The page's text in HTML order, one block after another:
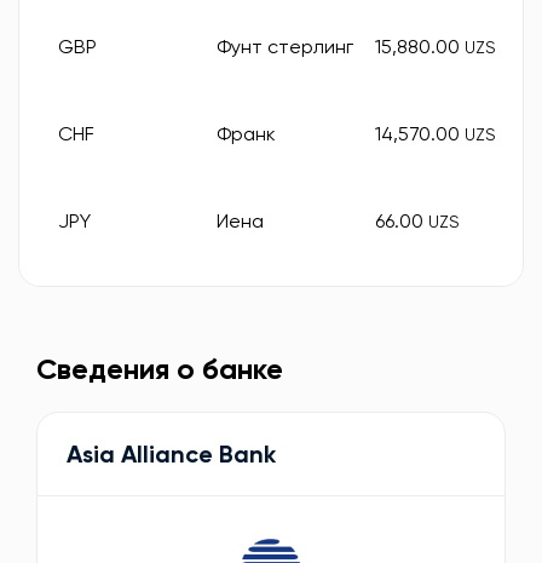
GBP Фунт стерлинг 15,880.00 UZS
CHF Франк 14,570.00 UZS
JPY Иена 66.00 UZS
Сведения о банке
Asia Alliance Bank